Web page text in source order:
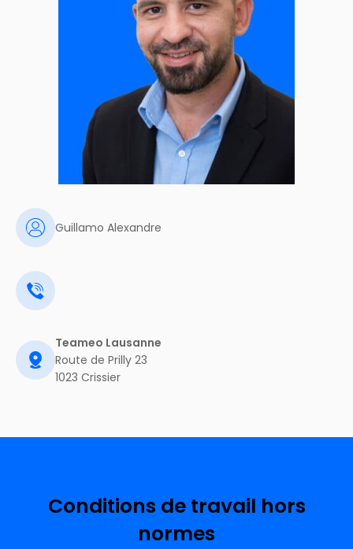
Guillamo Alexandre
Teameo Lausanne
Route de Prilly 23
1023 Crissier
Conditions de travail hors
normes